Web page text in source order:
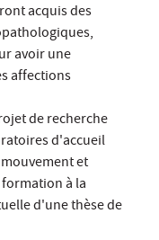
acquis des
avoir une
affections
de recherche
d'accueil
et
à la
d'une thèse de